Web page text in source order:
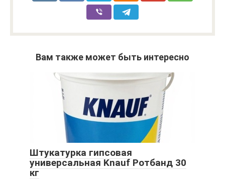
Вам также может быть интересно
Штукатурка гипсовая
универсальная Knauf Ротбанд 30
кг